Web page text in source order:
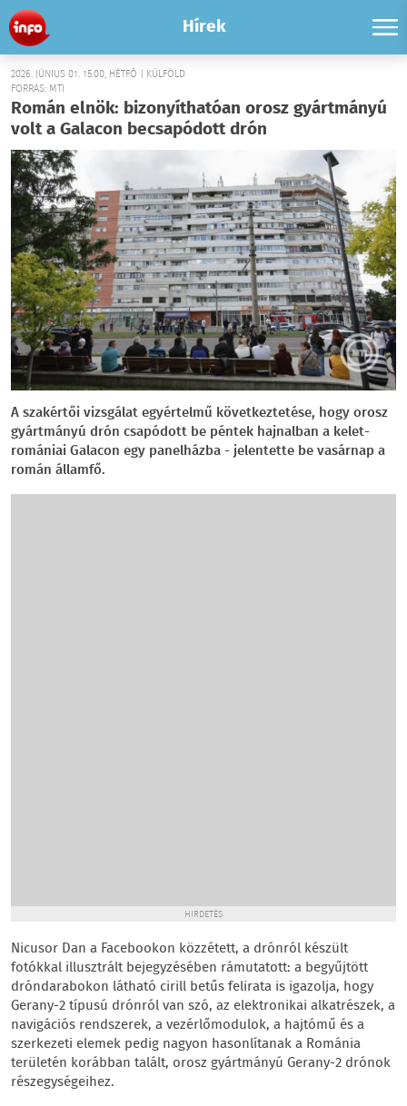
Hírek
2026. JÚNIUS 01. 15:00, HÉTFŐ | KÜLFÖLD
FORRÁS: MTI
Román elnök: bizonyíthatóan orosz gyártmányú
volt a Galacon becsapódott drón
A szakértői vizsgálat egyértelmű következtetése, hogy orosz
gyártmányú drón csapódott be péntek hajnalban a kelet-
romániai Galacon egy panelházba - jelentette be vasárnap a
román államfő.
HIRDETÉS
Nicusor Dan a Facebookon közzétett, a drónról készült
fotókkal illusztrált bejegyzésében rámutatott: a begyűjtött
dróndarabokon látható cirill betűs felirata is igazolja, hogy
Gerany-2 típusú drónról van szó, az elektronikai alkatrészek, a
navigációs rendszerek, a vezérlőmodulok, a hajtómű és a
szerkezeti elemek pedig nagyon hasonlítanak a Románia
területén korábban talált, orosz gyártmányú Gerany-2 drónok
részegységeihez.